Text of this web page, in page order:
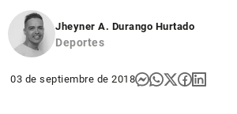
Jheyner A. Durango Hurtado
Deportes
03 de septiembre de 2018